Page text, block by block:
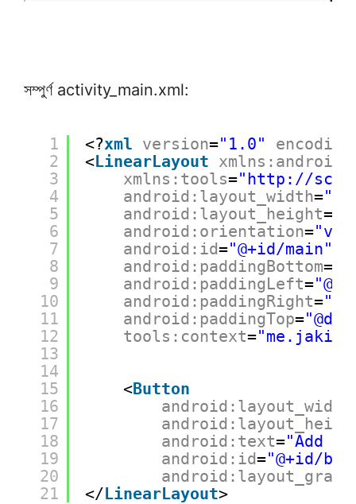
সম্পুর্ণ activity_main.xml:
1
2
3
4
5
6
7
8
9
10
11
12
13
14
15
16
17
18
19
20
21
<?xml version="1.0" encoding
<LinearLayout xmlns:android
xmlns:tools="http://
android:layout_width=
android:layout_height=
android:orientation=
android:id="@+id/main"
android:paddingBottom=
android:paddingLeft=
android:paddingRight=
android:paddingTop=
tools:context=
<Button
android:layout_width
android:text="Add
android:id="@+id/
</LinearLayout>